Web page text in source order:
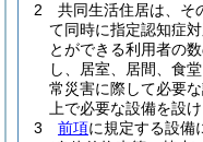
2
共同生活住居は、そ
て同時に指定認知症
とができる利用者の
し、居室、居間、食
常災害に際して必要
上で必要な設備を設
3
前項に規定する設備